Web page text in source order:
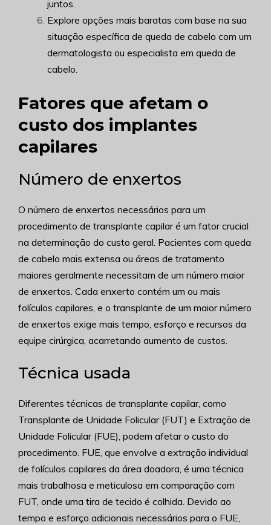
juntos.
Explore opções mais baratas com base na sua
situação específica de queda de cabelo com um
dermatologista ou especialista em queda de
cabelo.
Fatores que afetam o
custo dos implantes
capilares
Número de enxertos
O número de enxertos necessários para um
procedimento de transplante capilar é um fator crucial
na determinação do custo geral. Pacientes com queda
de cabelo mais extensa ou áreas de tratamento
maiores geralmente necessitam de um número maior
de enxertos. Cada enxerto contém um ou mais
folículos capilares, e o transplante de um maior número
de enxertos exige mais tempo, esforço e recursos da
equipe cirúrgica, acarretando aumento de custos.
Técnica usada
Diferentes técnicas de transplante capilar, como
Transplante de Unidade Folicular (FUT) e Extração de
Unidade Folicular (FUE), podem afetar o custo do
procedimento. FUE, que envolve a extração individual
de folículos capilares da área doadora, é uma técnica
mais trabalhosa e meticulosa em comparação com
FUT, onde uma tira de tecido é colhida. Devido ao
tempo e esforço adicionais necessários para o FUE,